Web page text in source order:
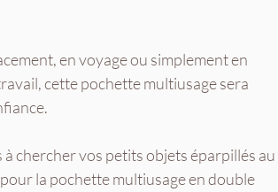
en voyage ou simplement en
cette pochette multiusage sera
à chercher vos petits objets éparpillés au
la pochette multiusage en double